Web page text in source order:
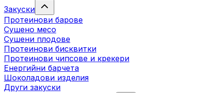
3акуски
Протеинови бaрове
Сушено месо
Сушени плодове
Протеинови бисквитки
Протеинови чипсове и крекери
Енергийни барчета
Шоколадови изделия
Други закуски